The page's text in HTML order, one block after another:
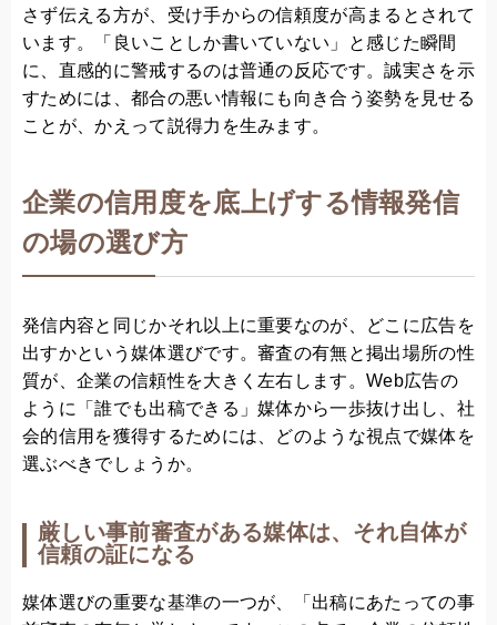
さず伝える方が、受け手からの信頼度が高まるとされて
います。「良いことしか書いていない」と感じた瞬間
に、直感的に警戒するのは普通の反応です。誠実さを示
すためには、都合の悪い情報にも向き合う姿勢を見せる
ことが、かえって説得力を生みます。
企業の信用度を底上げする情報発信
の場の選び方
発信内容と同じかそれ以上に重要なのが、どこに広告を
出すかという媒体選びです。審査の有無と掲出場所の性
質が、企業の信頼性を大きく左右します。Web広告の
ように「誰でも出稿できる」媒体から一歩抜け出し、社
会的信用を獲得するためには、どのような視点で媒体を
選ぶべきでしょうか。
厳しい事前審査がある媒体は、それ自体が
信頼の証になる
媒体選びの重要な基準の一つが、「出稿にあたっての事